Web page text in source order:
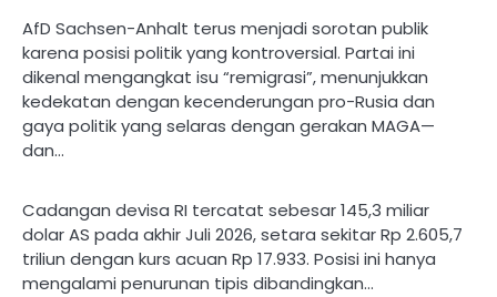
AfD Sachsen-Anhalt terus menjadi sorotan publik
karena posisi politik yang kontroversial. Partai ini
dikenal mengangkat isu “remigrasi”, menunjukkan
kedekatan dengan kecenderungan pro-Rusia dan
gaya politik yang selaras dengan gerakan MAGA—
dan…
Cadangan devisa RI tercatat sebesar 145,3 miliar
dolar AS pada akhir Juli 2026, setara sekitar Rp 2.605,7
triliun dengan kurs acuan Rp 17.933. Posisi ini hanya
mengalami penurunan tipis dibandingkan…